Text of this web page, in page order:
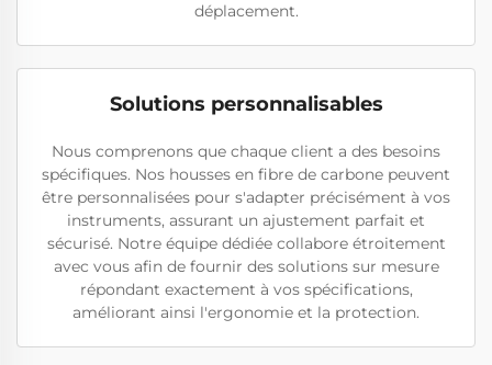
déplacement.
Solutions personnalisables
Nous comprenons que chaque client a des besoins
spécifiques. Nos housses en fibre de carbone peuvent
être personnalisées pour s'adapter précisément à vos
instruments, assurant un ajustement parfait et
sécurisé. Notre équipe dédiée collabore étroitement
avec vous afin de fournir des solutions sur mesure
répondant exactement à vos spécifications,
améliorant ainsi l'ergonomie et la protection.